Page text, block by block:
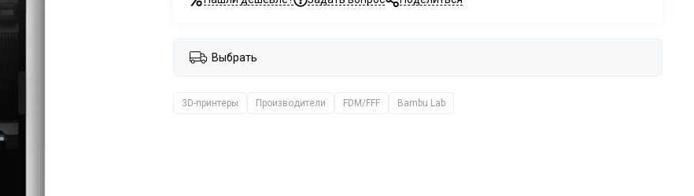
Выбрать
3D-принтеры Производители FDM/FFF Bambu Lab